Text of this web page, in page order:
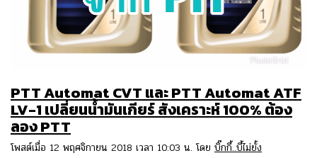
PTT Automat CVT และ PTT Automat ATF
LV-1 เปลี่ยนน้ำมันเกียร์ สังเคราะห์ 100% ต้อง
ลอง PTT
โพสต์เมื่อ 12 พฤศจิกายน 2018 เวลา 10:03 น. โดย บิ๊กกี้..บี้ไม่ยั้ง